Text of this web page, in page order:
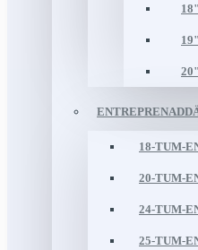
18"
19"
20"
18-TUM-
20-TUM-
24-TUM-
25-TUM-